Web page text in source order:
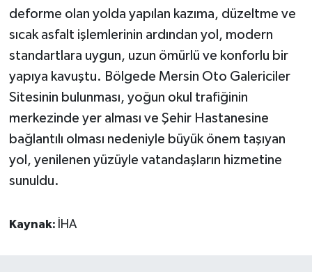
deforme olan yolda yapılan kazıma, düzeltme ve
sıcak asfalt işlemlerinin ardından yol, modern
standartlara uygun, uzun ömürlü ve konforlu bir
yapıya kavuştu. Bölgede Mersin Oto Galericiler
Sitesinin bulunması, yoğun okul trafiğinin
merkezinde yer alması ve Şehir Hastanesine
bağlantılı olması nedeniyle büyük önem taşıyan
yol, yenilenen yüzüyle vatandaşların hizmetine
sunuldu.
Kaynak: İHA